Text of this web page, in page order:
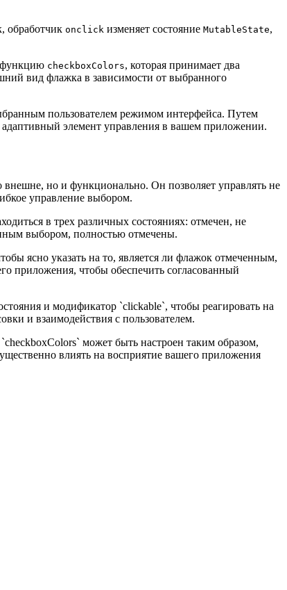
обработчик onclick изменяет состояние MutableState,
функцию checkboxColors, которая принимает два
вид флажка в зависимости от выбранного
пользователем режимом интерфейса. Путем
элемент управления в вашем приложении.
внешне, но и функционально. Он позволяет управлять не
управление выбором.
в трех различных состояниях: отмечен, не
выбором, полностью отмечены.
ясно указать на то, является ли флажок отмеченным,
приложения, чтобы обеспечить согласованный
и модификатор `clickable`, чтобы реагировать на
и взаимодействия с пользователем.
может быть настроен таким образом,
влиять на восприятие вашего приложения